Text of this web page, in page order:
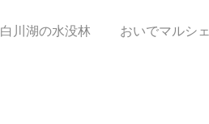
白川湖の水没林 おいでマルシェ